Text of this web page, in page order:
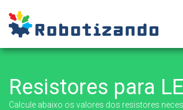
Resistores para
Calcule abaixo os valores dos resistores